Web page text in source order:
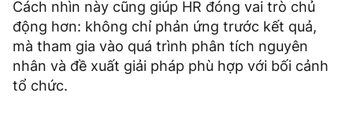
Cách nhìn này cũng giúp HR đóng vai trò chủ
động hơn: không chỉ phản ứng trước kết quả,
mà tham gia vào quá trình phân tích nguyên
nhân và đề xuất giải pháp phù hợp với bối cảnh
tổ chức.